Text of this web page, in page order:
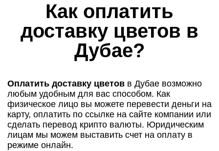
Как оплатить
доставку цветов в
Дубае?
Оплатить доставку цветов в Дубае возможно
любым удобным для вас способом. Как
физическое лицо вы можете перевести деньги на
карту, оплатить по ссылке на сайте компании или
сделать перевод крипто валюты. Юридическим
лицам мы можем выставить счет на оплату в
режиме онлайн.